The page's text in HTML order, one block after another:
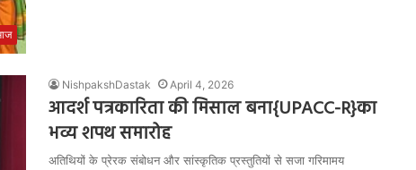
NishpakshDastak April 4, 2026
आदर्श पत्रकारिता की मिसाल बना{UPACC-R}का
भव्य शपथ समारोह
अतिथियों के प्रेरक संबोधन और सांस्कृतिक प्रस्तुतियों से सजा गरिमामय